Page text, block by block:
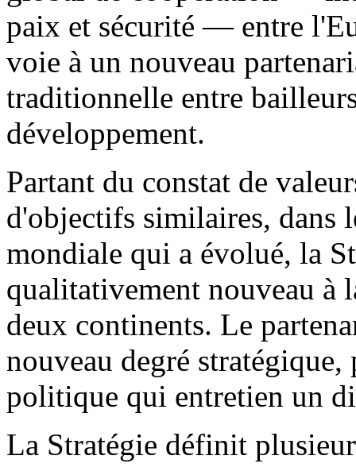
paix et sécurité — entre
voie à un nouveau
traditionnelle entre
développement.
Partant du constat de
d'objectifs similaires, dans
mondiale qui a évolué, la
qualitativement nouveau à
deux continents. Le
nouveau degré
politique qui entretien un
La Stratégie définit